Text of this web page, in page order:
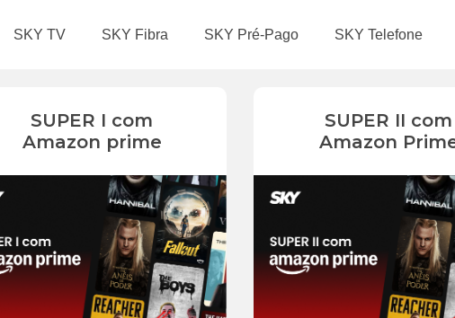
SKY TV SKY Fibra SKY Pré-Pago SKY Telefone
SUPER I com
Amazon prime
SUPER II com
Amazon